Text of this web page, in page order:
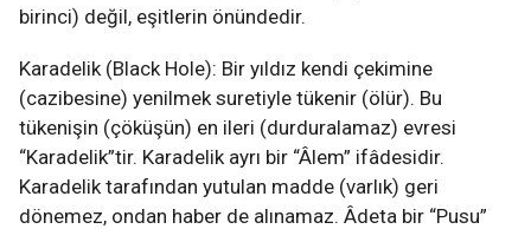
birinci) değil, eşitlerin önündedir.
Karadelik (Black Hole): Bir yıldız kendi çekimine
(cazibesine) yenilmek suretiyle tükenir (ölür). Bu
tükenişin (çöküşün) en ileri (durduralamaz) evresi
“Karadelik”tir. Karadelik ayrı bir “Âlem” ifâdesidir.
Karadelik tarafından yutulan madde (varlık) geri
dönemez, ondan haber de alınamaz. Âdeta bir “Pusu”